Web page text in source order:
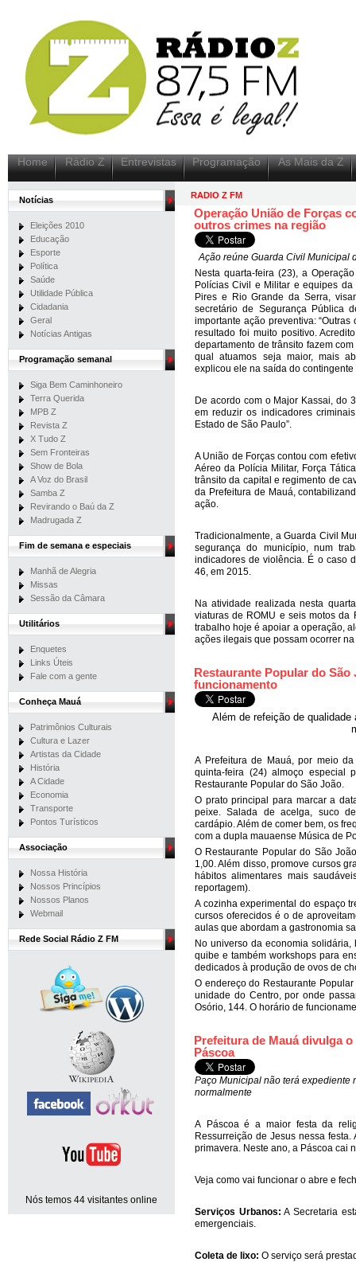
Home Rádio Z Entrevistas Programação As Mais da Z
Notícias
Eleições 2010
Educação
Esporte
Política
Saúde
Utilidade Pública
Cidadania
Geral
Notícias Antigas
Programação semanal
Siga Bem Caminhoneiro
Terra Querida
MPB Z
Revista Z
X Tudo Z
Sem Fronteiras
Show de Bola
A Voz do Brasil
Samba Z
Revirando o Baú da Z
Madrugada Z
Fim de semana e especiais
Manhã de Alegria
Missas
Sessão da Câmara
Utilitários
Enquetes
Links Úteis
Fale com a gente
Conheça Mauá
Patrimônios Culturais
Cultura e Lazer
Artistas da Cidade
História
A Cidade
Economia
Transporte
Pontos Turísticos
Associação
Nossa História
Nossos Princípios
Nossos Planos
Webmail
Rede Social Rádio Z FM
Nós temos 44 visitantes online
RADIO Z FM
Operação União de Forças
outros crimes na região
Ação reúne Guarda Civil Municipal
Nesta quarta-feira (23), a
Polícias Civil e Militar e equipes
Pires e Rio Grande da Serra,
secretário de Segurança Pública
importante ação preventiva:
resultado foi muito positivo.
departamento de trânsito fazem
qual atuamos seja maior, mais
explicou ele na saída do
De acordo com o Major Kassai, do
em reduzir os indicadores
Estado de São Paulo”.
A União de Forças contou com
Aéreo da Polícia Militar, Força
trânsito da capital e regimento de
da Prefeitura de Mauá,
ação.
Tradicionalmente, a Guarda Civil
segurança do município, num
indicadores de violência. É o caso
46, em 2015.
Na atividade realizada nesta
viaturas de ROMU e seis motos da
trabalho hoje é apoiar a operação,
ações ilegais que possam ocorrer
Restaurante Popular do São
funcionamento
A lém de refeição de
A Prefeitura de Mauá, por meio
quinta-feira (24) almoço especial
Restaurante Popular do São João.
O prato principal para marcar a
peixe. Salada de acelga, suco
cardápio. Além de comer bem, os
com a dupla mauaense Música de
O Restaurante Popular do São
1,00. Além disso, promove cursos
hábitos alimentares mais
reportagem).
A cozinha experimental do espaço
cursos oferecidos é o de
aulas que abordam a gastronomia
No universo da economia
quibe e também workshops para
dedicados à produção de ovos de
O endereço do Restaurante
unidade do Centro, por onde
Osório, 144. O horário de
Prefeitura de Mauá divulga
Páscoa
Paço Municipal não terá expediente
normalmente
A Páscoa é a maior festa da
Ressurreição de Jesus nessa
primavera. Neste ano, a Páscoa cai
Veja como vai funcionar o abre e
Serviços Urbanos: A Secretaria
emergenciais.
Coleta de lixo: O serviço será